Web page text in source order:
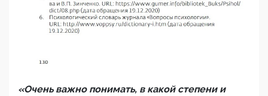
«Очень важно понимать, в какой степени и